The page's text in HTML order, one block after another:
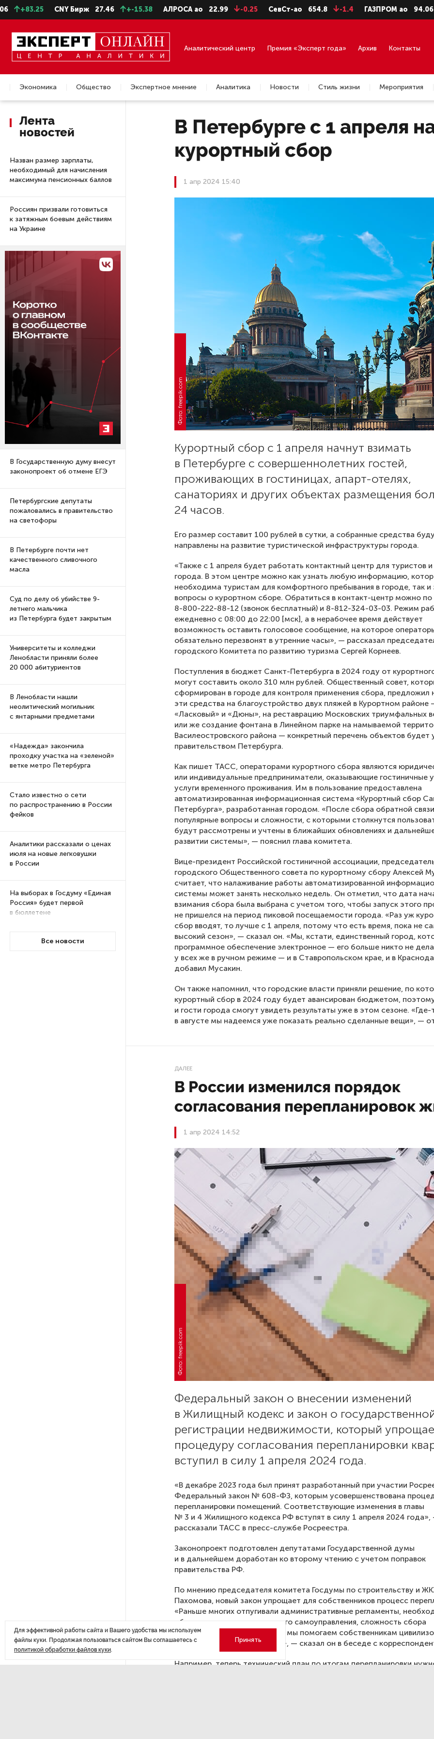
CNY Бирж 27.46 +-15.38 АЛРОСА ао 22.99 -0.25 СевСт-ао 654.8 -1.4 ГАЗПРОМ ао 94.06 -
Аналитический центр Премия «Эксперт года» Архив Контакты
Экономика Общество Экспертное мнение Аналитика Новости Стиль жизни
Мероприятия
Недвижимость
Лента
новостей
Назван размер зарплаты,
необходимый для начисления
максимума пенсионных баллов
Россиян призвали готовиться
к затяжным боевым действиям
на Украине
В Государственную думу внесут
законопроект об отмене ЕГЭ
Петербургские депутаты
пожаловались в правительство
на светофоры
В Петербурге почти нет
качественного сливочного
масла
Суд по делу об убийстве 9-
летнего мальчика
из Петербурга будет закрытым
Университеты и колледжи
Ленобласти приняли более
20 000 абитуриентов
В Ленобласти нашли
неолитический могильник
с янтарными предметами
«Надежда» закончила
проходку участка на «зеленой»
ветке метро Петербурга
Стало известно о сети
по распространению в России
фейков
Аналитики рассказали о ценах
июля на новые легковушки
в России
На выборах в Госдуму «Единая
Россия» будет первой
в бюллетене
В Петербурге на торги
В Мурманской области создали
приложение для фиксации
инвазионных растений
Все новости
В Петербурге с 1 апреля
курортный сбор
1 апр 2024 15:40
Фото: freepik.com
Курортный сбор с 1 апреля начнут взимать
в Петербурге с совершеннолетних гостей,
проживающих в гостиницах, апарт-отелях,
санаториях и других объектах размещения
24 часов.
Его размер составит 100 рублей в сутки, а собранные средства
направлены на развитие туристической инфраструктуры города.
«Также с 1 апреля будет работать контактный центр для туристов
города. В этом центре можно как узнать любую информацию,
необходима туристам для комфортного пребывания в городе, так и
вопросы о курортном сборе. Обратиться в контакт-центр можно
8-800-222-88-12 (звонок бесплатный) и 8-812-324-03-03. Режим
ежедневно с 08:00 до 22:00 [мск], а в нерабочее время действует
возможность оставить голосовое сообщение, на которое
обязательно перезвонят в утренние часы», — рассказал
городского Комитета по развитию туризма Сергей Корнеев.
Поступления в бюджет Санкт-Петербурга в 2024 году от
могут составить около 310 млн рублей. Общественный совет,
сформирован в городе для контроля применения сбора, предложил
эти средства на благоустройство двух пляжей в Курортном районе
«Ласковый» и «Дюны», на реставрацию Московских триумфальных
или же создание фонтана в Линейном парке на намываемой
Василеостровского района — конкретный перечень объектов будет
правительством Петербурга.
Как пишет ТАСС, операторами курортного сбора являются
или индивидуальные предприниматели, оказывающие гостиничные
услуги временного проживания. Им в пользование предоставлена
автоматизированная информационная система «Курортный сбор
Петербурга», разработанная городом. «После сбора обратной
популярные вопросы и сложности, с которыми столкнутся
будут рассмотрены и учтены в ближайших обновлениях и
развитии системы», — пояснил глава комитета.
Вице-президент Российской гостиничной ассоциации,
городского Общественного совета по курортному сбору Алексей
считает, что налаживание работы автоматизированной
системы может занять несколько недель. Он отметил, что дата
взимания сбора была выбрана с учетом того, чтобы запуск этого
не пришелся на период пиковой посещаемости города. «Раз уж
сбор вводят, то лучше с 1 апреля, потому что есть время, пока не
высокий сезон», — сказал он. «Мы, кстати, единственный город,
программное обеспечение электронное — его больше никто не
у всех же в ручном режиме — и в Ставропольском крае, и в
добавил Мусакин.
Он также напомнил, что городские власти приняли решение, по
курортный сбор в 2024 году будет авансирован бюджетом,
и гости города смогут увидеть результаты уже в этом сезоне. «Где-
в августе мы надеемся уже показать реально сделанные вещи», —
ДАЛЕЕ
В России изменился порядок
согласования перепланировок
1 апр 2024 14:52
Фото: freepik.com
Федеральный закон о внесении изменений
в Жилищный кодекс и закон о
регистрации недвижимости, который
процедуру согласования перепланировки
вступил в силу 1 апреля 2024 года.
«В декабре 2023 года был принят разработанный при участии
Федеральный закон № 608-ФЗ, которым усовершенствована
перепланировки помещений. Соответствующие изменения в главы
№ 3 и 4 Жилищного кодекса РФ вступят в силу 1 апреля 2024
рассказали ТАСС в пресс-службе Росреестра.
Законопроект подготовлен депутатами Государственной думы
и в дальнейшем доработан ко второму чтению с учетом поправок
правительства РФ.
По мнению председателя комитета Госдумы по строительству и
Пахомова, новый закон упрощает для собственников процесс
«Раньше многих отпугивали административные регламенты,
общаться с органами местного самоуправления, сложность сбора
документов. Этим решением мы помогаем собственникам
пройти путь перепланировки», — сказал он в беседе с
Например, теперь технический план по итогам перепланировки
Для эффективной работы сайта и Вашего удобства мы используем
файлы куки. Продолжая пользоваться сайтом Вы соглашаетесь с
политикой обработки файлов куки.
Принять